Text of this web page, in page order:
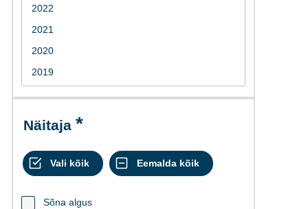
Näitaja
Sõna algus